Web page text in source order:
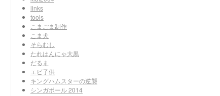
links
tools
こまごま制作
こま犬
そらむし
たれはんにゃ大黒
だるま
エビ子供
キングハムスターの逆襲
シンガポール 2014